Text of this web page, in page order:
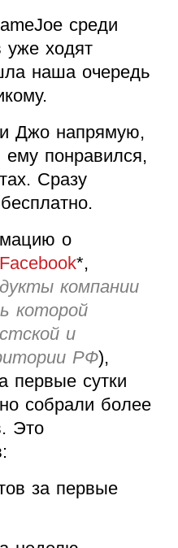
среди
уже ходят
наша очередь
Джо напрямую,
ему понравился,
Сразу
о
Facebook*,
компании
которой
и
РФ),
первые сутки
собрали более
Это
за первые